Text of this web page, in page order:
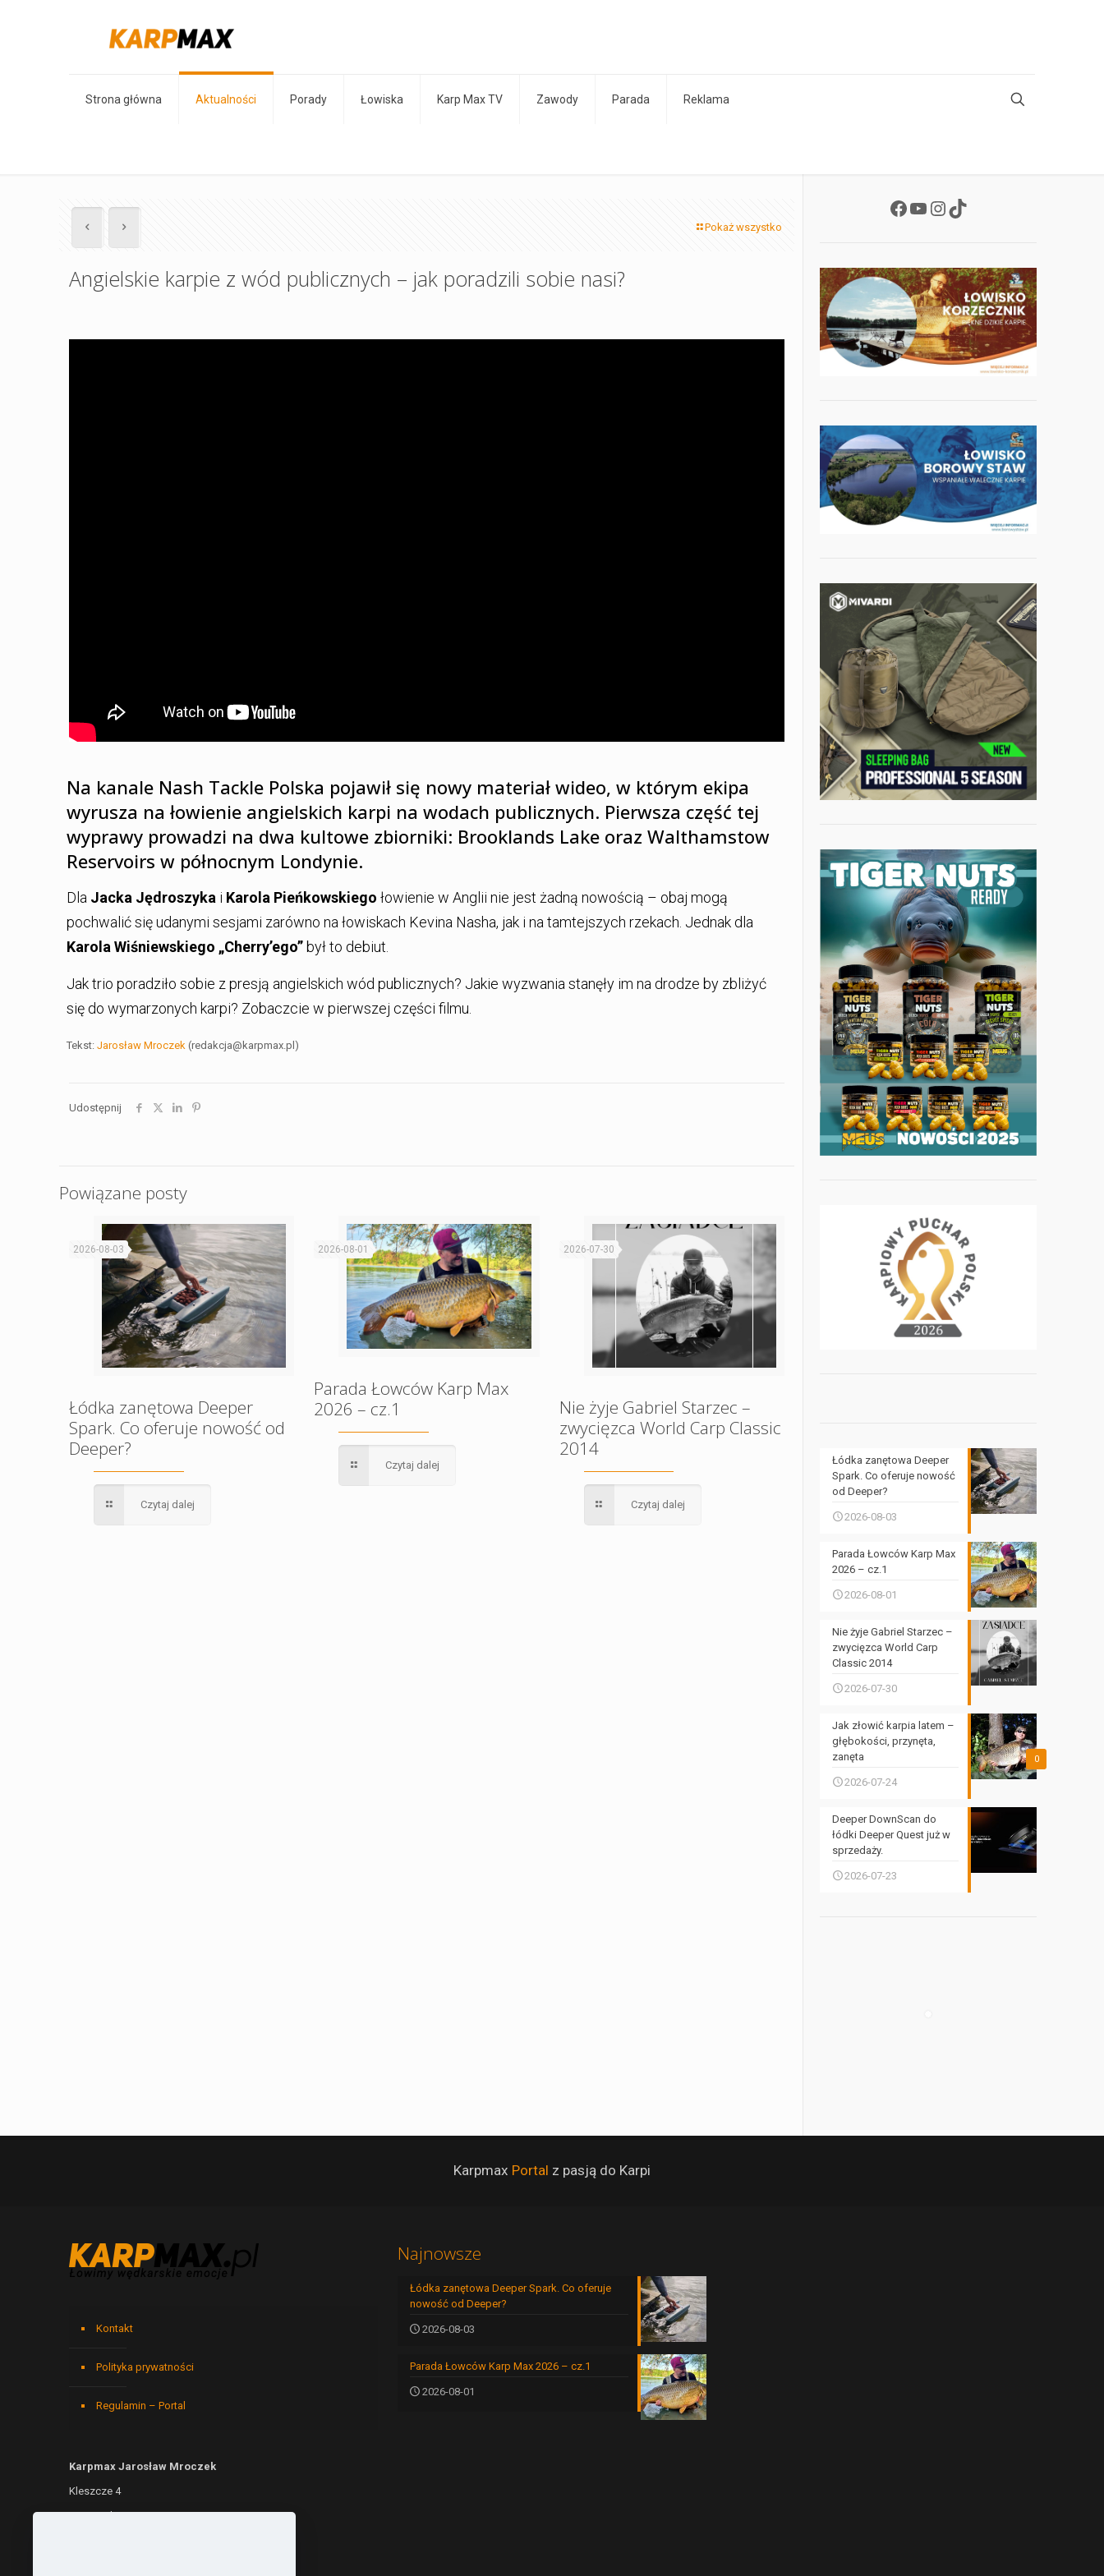
Strona główna Aktualności Porady Łowiska Karp Max TV Zawody Parada Reklama
Pokaż wszystko
Angielskie karpie z wód publicznych – jak poradzili sobie nasi?
Na kanale Nash Tackle Polska pojawił się nowy materiał wideo, w którym ekipa
wyrusza na łowienie angielskich karpi na wodach publicznych. Pierwsza część tej
wyprawy prowadzi na dwa kultowe zbiorniki: Brooklands Lake oraz Walthamstow
Reservoirs w północnym Londynie.
Dla Jacka Jędroszyka i Karola Pieńkowskiego łowienie w Anglii nie jest żadną nowością – obaj mogą
pochwalić się udanymi sesjami zarówno na łowiskach Kevina Nasha, jak i na tamtejszych rzekach. Jednak dla
Karola Wiśniewskiego „Cherry’ego”był to debiut.
Jak trio poradziło sobie z presją angielskich wód publicznych? Jakie wyzwania stanęły im na drodze by zbliżyć
się do wymarzonych karpi? Zobaczcie w pierwszej części filmu.
Tekst: Jarosław Mroczek (redakcja@karpmax.pl)
Udostępnij
Powiązane posty
2026-08-03
Łódka zanętowa Deeper
Spark. Co oferuje nowość od
Deeper?
Czytaj dalej
2026-08-01
Parada Łowców Karp Max
2026 – cz.1
Czytaj dalej
2026-07-30
Nie żyje Gabriel Starzec –
zwycięzca World Carp Classic
2014
Czytaj dalej
Facebook
YouTube
Instagram
TikTok
Łódka zanętowa Deeper
Spark. Co oferuje nowość
od Deeper?
2026-08-03
Parada Łowców Karp Max
2026 – cz.1
2026-08-01
Nie żyje Gabriel Starzec –
zwycięzca World Carp
Classic 2014
2026-07-30
0
Jak złowić karpia latem –
głębokości, przynęta,
zanęta
2026-07-24
Deeper DownScan do
łódki Deeper Quest już w
sprzedaży.
2026-07-23
Karpmax Portal z pasją do Karpi
Kontakt
Polityka prywatności
Regulamin – Portal
Karpmax Jarosław Mroczek
Kleszcze 4
76-003 Kleszcze
Najnowsze
Łódka zanętowa Deeper Spark. Co oferuje
nowość od Deeper?
2026-08-03
Parada Łowców Karp Max 2026 – cz.1
2026-08-01